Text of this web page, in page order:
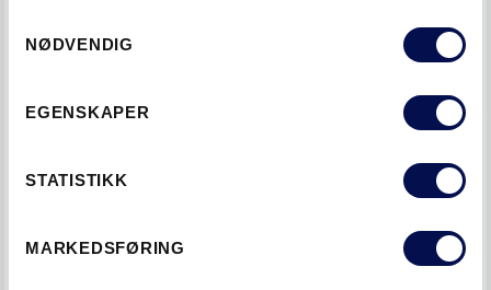
Selection
NØDVENDIG
EGENSKAPER
STATISTIKK
MARKEDSFØRING
. Det er
en lett innerdør med hvit laminat, aluminiumskant og